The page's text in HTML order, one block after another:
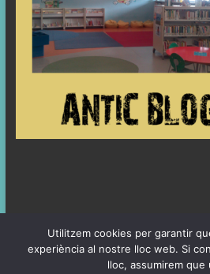
SALA INFANTIL. All rights
Utilitzem cookies per garantir
experiència al nostre lloc web. Si
lloc, assumirem que